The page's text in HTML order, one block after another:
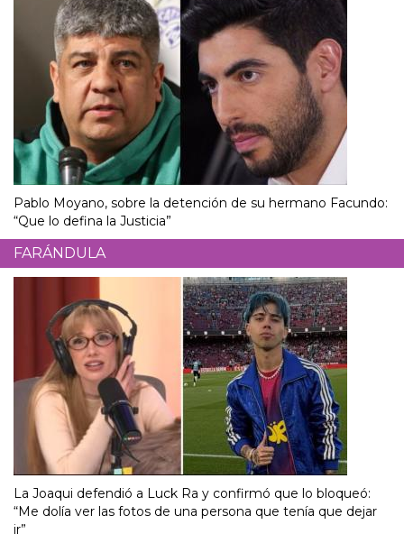
Pablo Moyano, sobre la detención de su hermano Facundo:
“Que lo defina la Justicia”
FARÁNDULA
La Joaqui defendió a Luck Ra y confirmó que lo bloqueó:
“Me dolía ver las fotos de una persona que tenía que dejar
ir”